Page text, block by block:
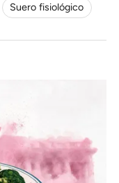
Suero fisiológico